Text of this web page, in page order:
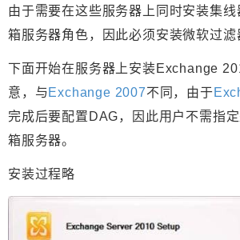
由于需要在这些服务器上同时安装集
箱服务器角色，因此必须安装微软过滤
下面开始在服务器上安装Exchange
意，与Exchange 2007不同，由于
完成后要配置DAG，因此用户不需指
箱服务器。
安装过程略